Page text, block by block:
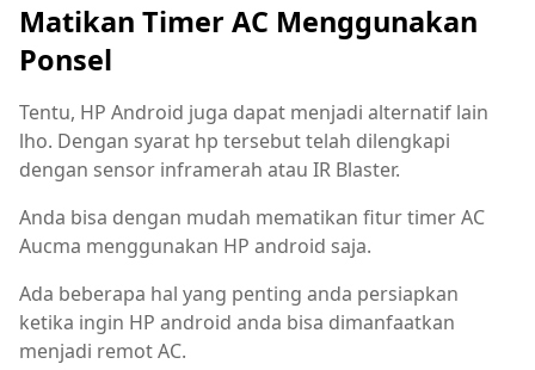
Matikan Timer AC Menggunakan
Ponsel
Tentu, HP Android juga dapat menjadi alternatif lain
lho. Dengan syarat hp tersebut telah dilengkapi
dengan sensor inframerah atau IR Blaster.
Anda bisa dengan mudah mematikan fitur timer AC
Aucma menggunakan HP android saja.
Ada beberapa hal yang penting anda persiapkan
ketika ingin HP android anda bisa dimanfaatkan
menjadi remot AC.